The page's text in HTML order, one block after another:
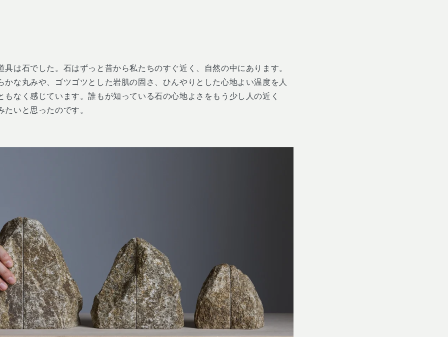
具は石でした。石はずっと昔から私たちのすぐ近く、自然の中にあります。
かな丸みや、ゴツゴツとした岩肌の固さ、ひんやりとした心地よい温度を人
もなく感じています。誰もが知っている石の心地よさをもう少し人の近く
いと思ったのです。